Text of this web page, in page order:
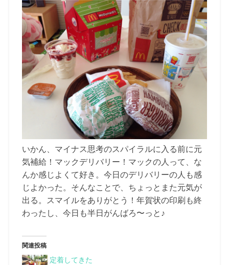
いかん、マイナス思考のスパイラルに入る前に元
気補給！マックデリバリー！マックの人って、な
んか感じよくて好き。今日のデリバリーの人も感
じよかった。そんなことで、ちょっとまた元気が
出る。スマイルをありがとう！年賀状の印刷も終
わったし、今日も半日がんばろ〜っと♪
関連投稿
定着してきた